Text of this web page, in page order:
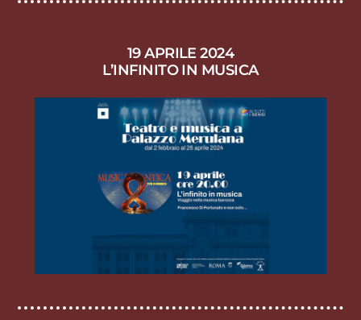
19 APRILE 2024
L’INFINITO IN MUSICA